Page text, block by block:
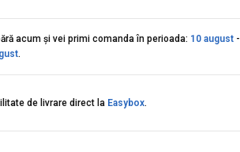
acum și vei primi comanda în perioada: 10 august-
.
de livrare direct la Easybox.